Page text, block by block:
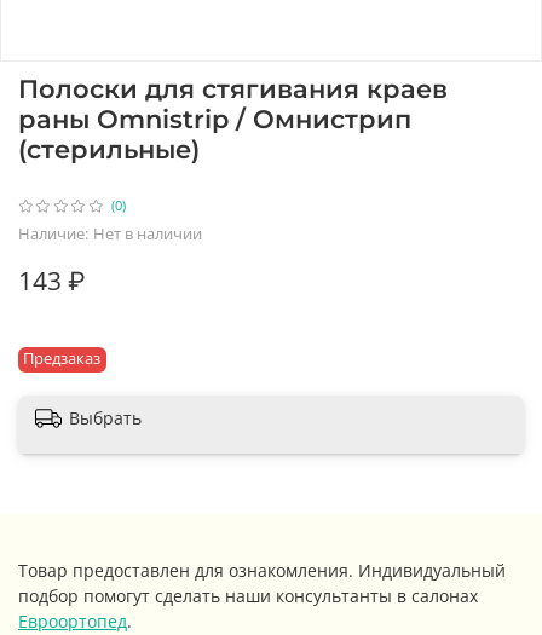
(0)
Наличие: Нет в наличии
Предзаказ
Полоски для стягивания краев
раны Omnistrip / Омнистрип
(стерильные)
143 ₽
Выбрать
Товар предоставлен для ознакомления. Индивидуальный
подбор помогут сделать наши консультанты в салонах
Евроортопед.